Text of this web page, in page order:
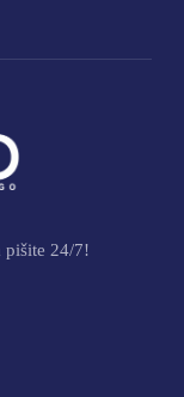
pišite 24/7!